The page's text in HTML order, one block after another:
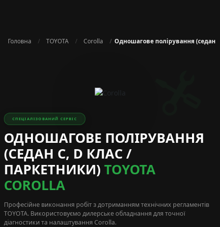
Головна TOYOTA Corolla Одношагове полірування (седан
СПЕЦІАЛІЗОВАНИЙ СЕРВІС
ОДНОШАГОВЕ ПОЛІРУВАННЯ
(СЕДАН C, D КЛАС /
ПАРКЕТНИКИ) TOYOTA
COROLLA
Професійне виконання робіт з дотриманням технічних регламентів
TOYOTA. Використовуємо дилерське обладнання для точної
діагностики та налаштування Corolla.